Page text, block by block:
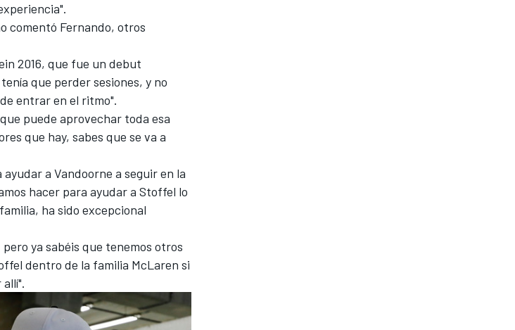
comentó Fernando, otros
2016, que fue un debut
que perder sesiones, y no
entrar en el ritmo".
puede aprovechar toda esa
que hay, sabes que se va a
a Vandoorne a seguir en la
hacer para ayudar a Stoffel lo
ha sido excepcional
ya sabéis que tenemos otros
dentro de la familia McLaren si